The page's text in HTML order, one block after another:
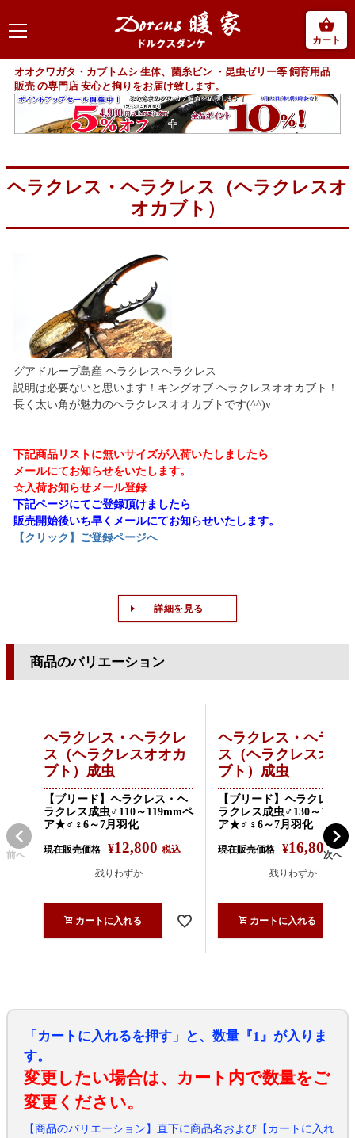
カート
オオクワガタ・カブトムシ 生体、菌糸ビン ・昆虫ゼリー等 飼育用品
販売 の専門店 安心と拘りをお届け致します。
ヘラクレス・ヘラクレス（ヘラクレスオ
オカブト）
グアドループ島産 ヘラクレスヘラクレス
説明は必要ないと思います！キングオブ ヘラクレスオオカブト！
長く太い角が魅力のヘラクレスオオカブトです(^^)v
下記商品リストに無いサイズが入荷いたしましたら
メールにてお知らせをいたします。
☆入荷お知らせメール登録
下記ページにてご登録頂けましたら
販売開始後いち早くメールにてお知らせいたします。
【クリック】ご登録ページへ
詳細を見る
商品のバリエーション
前へ
ヘラクレス・ヘラクレ
ス（ヘラクレスオオカ
ブト）成虫
【ブリード】ヘラクレス・ヘ
ラクレス成虫♂110～119mmペ
ア★♂♀6～7月羽化
現在販売価格 ¥12,800 税込
残りわずか
カートに入れる
ヘラクレス・ヘラク
ス（ヘラクレスオオ
ブト）成虫
【ブリード】ヘラクレス・
ラクレス成虫♂130～
ア★♂♀6～7月羽化
現在販売価格 ¥16,800 税込
残りわずか
カートに入れる
次へ
「カートに入れるを押す」と、数量『1』が入りま
す。
変更したい場合は、カート内で数量をご
変更ください。
【商品のバリエーション】直下に商品名および【カートに入れ